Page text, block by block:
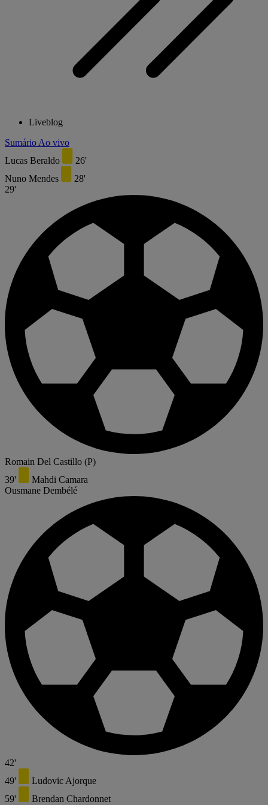
Liveblog
Sumário Ao vivo
Lucas Beraldo
26'
Nuno Mendes
28'
29'
Romain Del Castillo (P)
39'
Mahdi Camara
Ousmane Dembélé
42'
49'
Ludovic Ajorque
59'
Brendan Chardonnet